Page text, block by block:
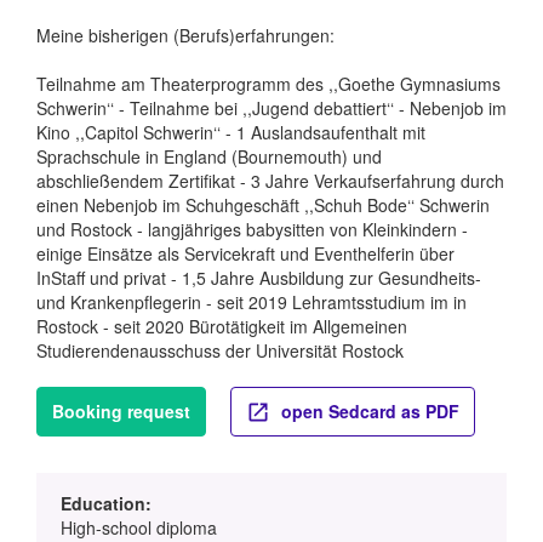
Meine bisherigen (Berufs)erfahrungen:
Teilnahme am Theaterprogramm des ,,Goethe Gymnasiums
Schwerin‘‘ - Teilnahme bei ,,Jugend debattiert‘‘ - Nebenjob im
Kino ,,Capitol Schwerin‘‘ - 1 Auslandsaufenthalt mit
Sprachschule in England (Bournemouth) und
abschließendem Zertifikat - 3 Jahre Verkaufserfahrung durch
einen Nebenjob im Schuhgeschäft ,,Schuh Bode‘‘ Schwerin
und Rostock - langjähriges babysitten von Kleinkindern -
einige Einsätze als Servicekraft und Eventhelferin über
InStaff und privat - 1,5 Jahre Ausbildung zur Gesundheits-
und Krankenpflegerin - seit 2019 Lehramtsstudium im in
Rostock - seit 2020 Bürotätigkeit im Allgemeinen
Studierendenausschuss der Universität Rostock
Booking request open Sedcard as PDF
Education:
High-school diploma